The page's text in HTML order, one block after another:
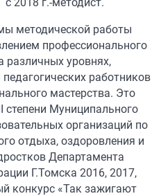
методической работы
профессионального
различных уровнях,
работников
мастерства. Это
Муниципального
организаций по
отдыха, оздоровления и
Департамента
Г.Томска 2016, 2017,
конкурс «Так зажигают